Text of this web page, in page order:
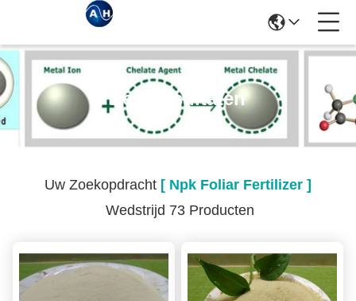
Zoekresultaten
Uw Zoekopdracht [ Npk Foliar Fertilizer ]
Wedstrijd 73 Producten